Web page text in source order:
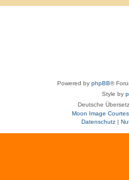
Powered by phpBB®
Style by
Deutsche
Moon Image
Datenschutz|